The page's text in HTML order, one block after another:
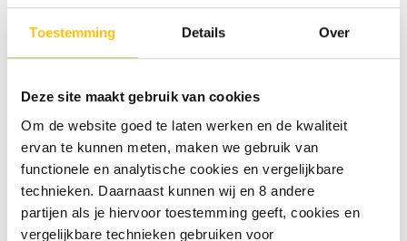
Toestemming Details Over
Deze site maakt gebruik van cookies
Om de website goed te laten werken en de kwaliteit
ervan te kunnen meten, maken we gebruik van
functionele en analytische cookies en vergelijkbare
technieken. Daarnaast kunnen wij en 8 andere
partijen als je hiervoor toestemming geeft, cookies en
vergelijkbare technieken gebruiken voor
bijzonders in handen hebt. Lucky Leprechaun is
ondeugende Uiltje-klassieker met een malty
backbone, een vleug karamel en een knipoog naar
de Ierse folklore. Maar deze leprechaun komt in
drie gedaantes, en elke variant heeft zijn eigen
magie.
Uiltje Lucky Leprechaun Irish Red Ale